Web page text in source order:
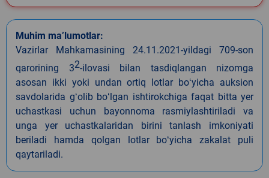
Muhim ma’lumotlar:
Vazirlar Mahkamasining 24.11.2021-yildagi 709-son
qarorining 32-ilovasi bilan tasdiqlangan nizomga
asosan ikki yoki undan ortiq lotlar boʻyicha auksion
savdolarida gʻolib boʻlgan ishtirokchiga faqat bitta yer
uchastkasi uchun bayonnoma rasmiylashtiriladi va
unga yer uchastkalaridan birini tanlash imkoniyati
beriladi hamda qolgan lotlar boʻyicha zakalat puli
qaytariladi.